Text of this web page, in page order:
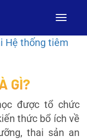
GÌ?
được tổ chức
thức bổ ích về
thai sản an